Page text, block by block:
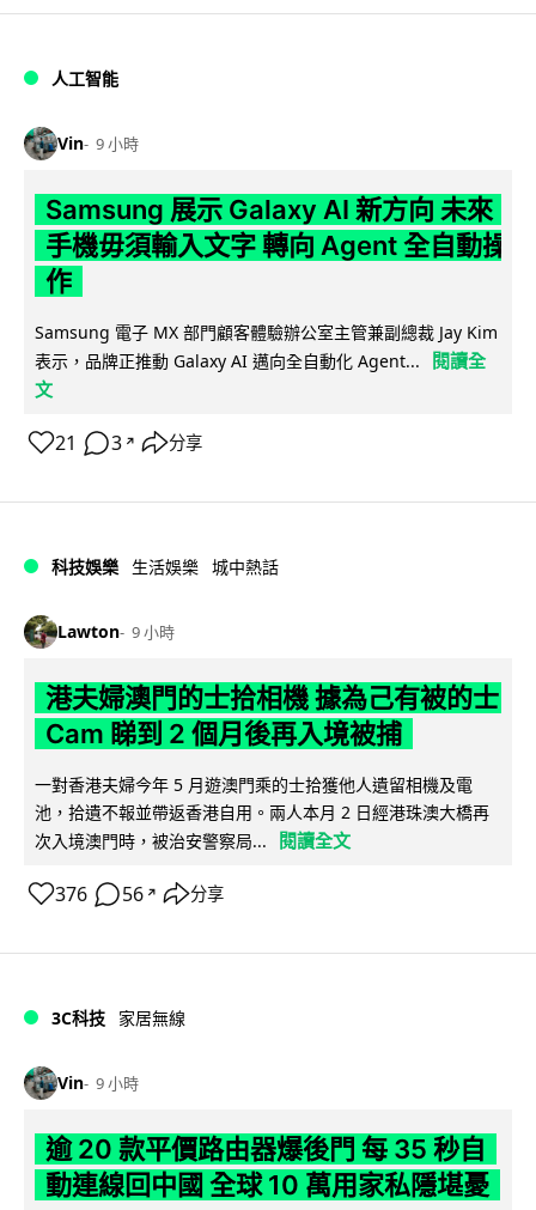
人工智能
Vin 9 小時
Samsung 展示 Galaxy AI 新方向 未來
手機毋須輸入文字 轉向 Agent 全自動操
作
Samsung 電子 MX 部門顧客體驗辦公室主管兼副總裁 Jay Kim
表示，品牌正推動 Galaxy AI 邁向全自動化 Agent...
閱讀全
文
21 3 ↗ 分享
科技娛樂 生活娛樂 城中熱話
Lawton 9 小時
港夫婦澳門的士拾相機 據為己有被的士
Cam 睇到 2 個月後再入境被捕
一對香港夫婦今年 5 月遊澳門乘的士拾獲他人遺留相機及電
池，拾遺不報並帶返香港自用。兩人本月 2 日經港珠澳大橋再
次入境澳門時，被治安警察局...
閱讀全文
376 56 ↗ 分享
3C科技 家居無線
Vin 9 小時
逾 20 款平價路由器爆後門 每 35 秒自
動連線回中國 全球 10 萬用家私隱堪憂